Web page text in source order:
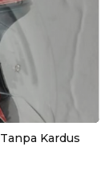
Kardus